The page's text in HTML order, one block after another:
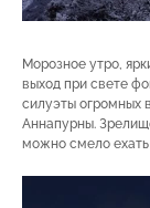
Морозное утро,
выход при свете
силуэты огромных
Аннапурны.
можно смело